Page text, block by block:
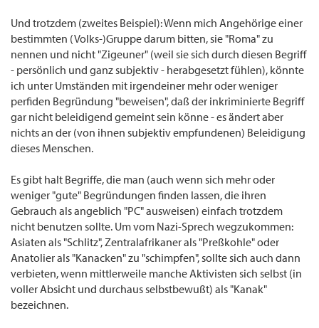
Und trotzdem (zweites Beispiel): Wenn mich Angehörige einer
bestimmten (Volks-)Gruppe darum bitten, sie "Roma" zu
nennen und nicht "Zigeuner" (weil sie sich durch diesen Begriff
- persönlich und ganz subjektiv - herabgesetzt fühlen), könnte
ich unter Umständen mit irgendeiner mehr oder weniger
perfiden Begründung "beweisen", daß der inkriminierte Begriff
gar nicht beleidigend gemeint sein könne - es ändert aber
nichts an der (von ihnen subjektiv empfundenen) Beleidigung
dieses Menschen.
Es gibt halt Begriffe, die man (auch wenn sich mehr oder
weniger "gute" Begründungen finden lassen, die ihren
Gebrauch als angeblich "PC" ausweisen) einfach trotzdem
nicht benutzen sollte. Um vom Nazi-Sprech wegzukommen:
Asiaten als "Schlitz", Zentralafrikaner als "Preßkohle" oder
Anatolier als "Kanacken" zu "schimpfen", sollte sich auch dann
verbieten, wenn mittlerweile manche Aktivisten sich selbst (in
voller Absicht und durchaus selbstbewußt) als "Kanak"
bezeichnen.